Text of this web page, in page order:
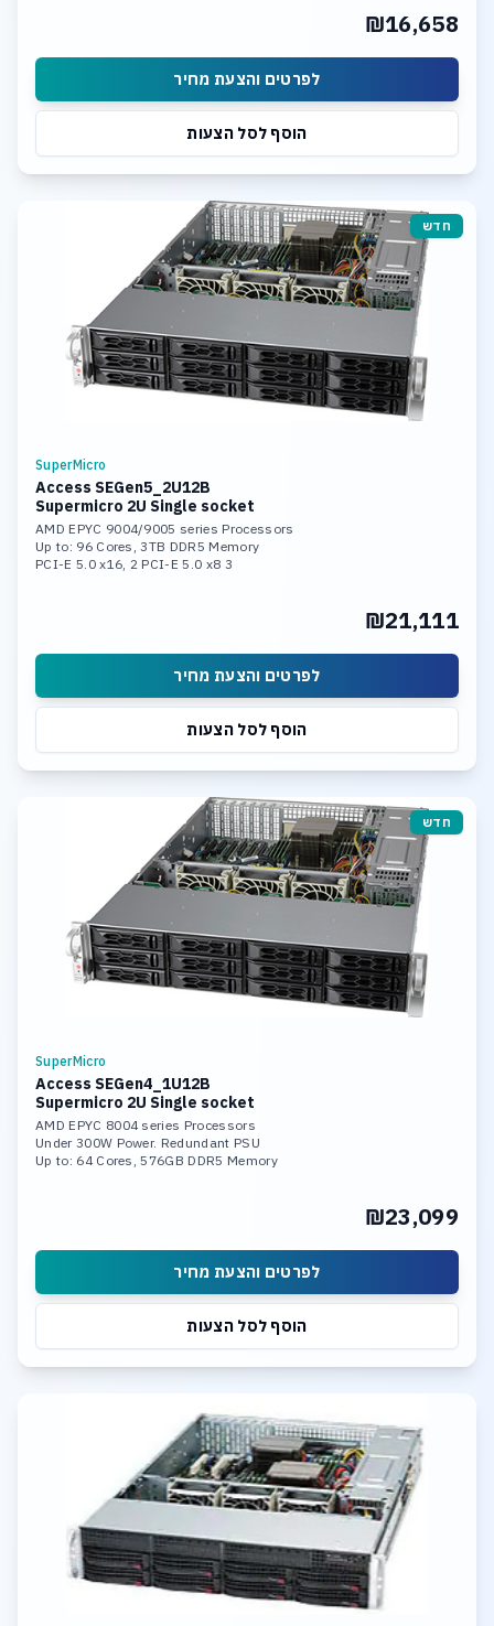
₪16,658
לפרטים והצעת מחיר
הוסף לסל הצעות
חדש
SuperMicro
Access SEGen5_2U12B
Supermicro 2U Single socket
AMD EPYC 9004/9005 series Processors
Up to: 96 Cores, 3TB DDR5 Memory
3 PCI-E 5.0 x16, 2 PCI-E 5.0 x8
₪21,111
לפרטים והצעת מחיר
הוסף לסל הצעות
חדש
SuperMicro
Access SEGen4_1U12B
Supermicro 2U Single socket
AMD EPYC 8004 series Processors
Under 300W Power. Redundant PSU
Up to: 64 Cores, 576GB DDR5 Memory
₪23,099
לפרטים והצעת מחיר
הוסף לסל הצעות